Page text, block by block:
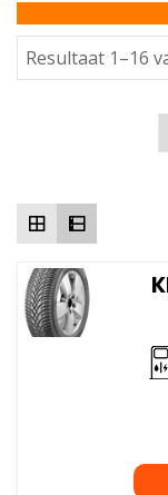
Resultaat 1–16